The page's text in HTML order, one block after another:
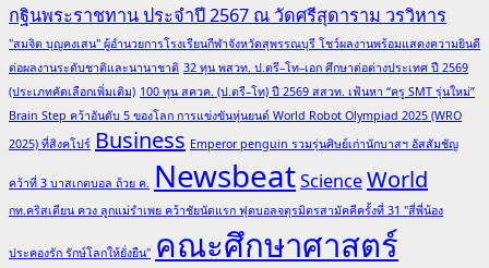
กฐินพระราชทาน ประจำปี 2567 ณ วัดศรีสุดาราม วรวิหาร
"สมจิต บุญคงเสน" ผู้อำนวยการโรงเรียนกีฬาจังหวัดสุพรรณบุรี โชว์ผลงานพร้อมแสดงความยินดี
ต่อผลงานระดับชาติและนานาชาติ 32 ทุน พสวท. ป.ตรี–โท–เอก ศึกษาต่อต่างประเทศ ปี 2569
(ประเภทคัดเลือกเพิ่มเติม) 100 ทุน สควค. (ป.ตรี–โท) ปี 2569 สสวท. เฟ้นหา “ครู SMT รุ่นใหม่”
Brain Step คว้าอันดับ 5 ของโลก การแข่งขันหุ่นยนต์ World Robot Olympiad 2025 (WRO
2025) ที่สิงคโปร์ Business Emperor penguin รวมรุ่นศิษย์เก่านักบาสฯ อัสสัมชัญ
คว้าที่ 3 บาสเกตบอล ถ้วย ค. NewsbeatScienceWorld
กท.คริสเตียน ควง ลูกแม่รำเพย คว้าชัยนัดแรก ฟุตบอลจตุรมิตรสามัคคีครั้งที่ 31 "สี่พี่น้อง
ประคองรัก รักษ์โลกให้ยั่งยืน" คณะศึกษาศาสตร์